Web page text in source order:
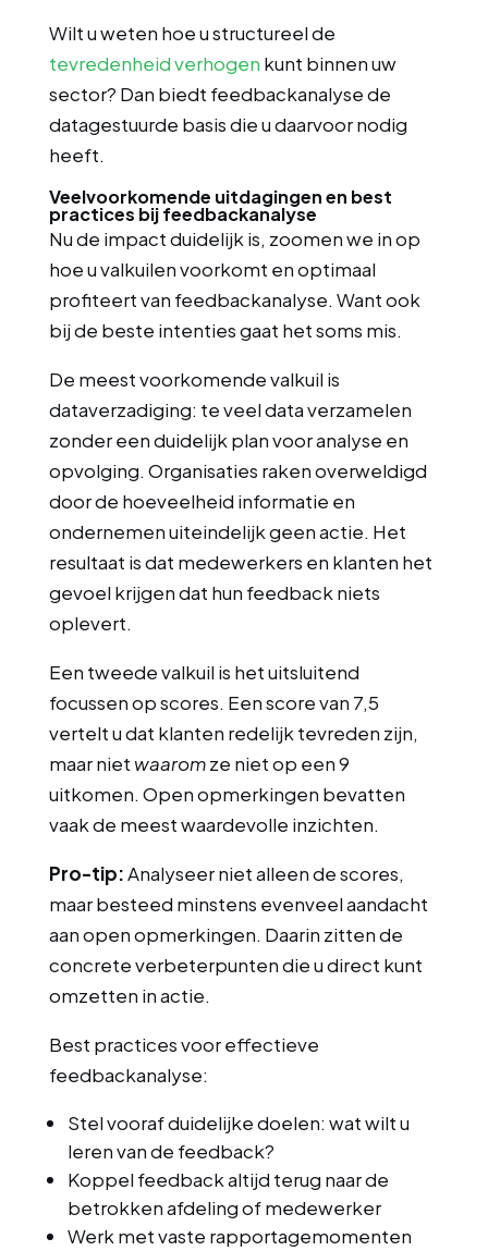
Wilt u weten hoe u structureel de
tevredenheid verhogen kunt binnen uw
sector? Dan biedt feedbackanalyse de
datagestuurde basis die u daarvoor nodig
heeft.
Veelvoorkomende uitdagingen en best
practices bij feedbackanalyse
Nu de impact duidelijk is, zoomen we in op
hoe u valkuilen voorkomt en optimaal
profiteert van feedbackanalyse. Want ook
bij de beste intenties gaat het soms mis.
De meest voorkomende valkuil is
dataverzadiging: te veel data verzamelen
zonder een duidelijk plan voor analyse en
opvolging. Organisaties raken overweldigd
door de hoeveelheid informatie en
ondernemen uiteindelijk geen actie. Het
resultaat is dat medewerkers en klanten het
gevoel krijgen dat hun feedback niets
oplevert.
Een tweede valkuil is het uitsluitend
focussen op scores. Een score van 7,5
vertelt u dat klanten redelijk tevreden zijn,
maar niet waaromze niet op een 9
uitkomen. Open opmerkingen bevatten
vaak de meest waardevolle inzichten.
Pro-tip:Analyseer niet alleen de scores,
maar besteed minstens evenveel aandacht
aan open opmerkingen. Daarin zitten de
concrete verbeterpunten die u direct kunt
omzetten in actie.
Best practices voor effectieve
feedbackanalyse:
Stel vooraf duidelijke doelen: wat wilt u
leren van de feedback?
Koppel feedback altijd terug naar de
betrokken afdeling of medewerker
Werk met vaste rapportagemomenten